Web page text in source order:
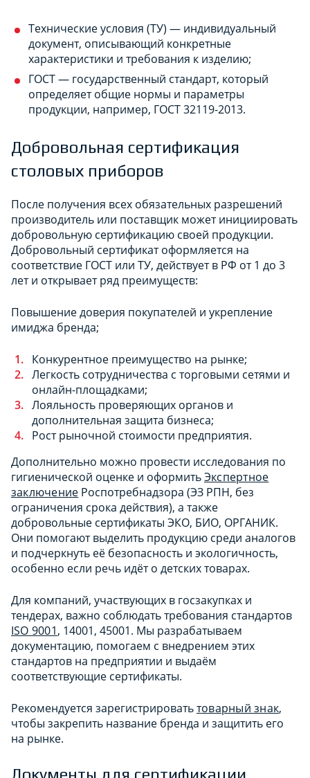
Технические условия (ТУ) — индивидуальный
документ, описывающий конкретные
характеристики и требования к изделию;
ГОСТ — государственный стандарт, который
определяет общие нормы и параметры
продукции, например, ГОСТ 32119-2013.
Добровольная сертификация
столовых приборов
После получения всех обязательных разрешений
производитель или поставщик может инициировать
добровольную сертификацию своей продукции.
Добровольный сертификат оформляется на
соответствие ГОСТ или ТУ, действует в РФ от 1 до 3
лет и открывает ряд преимуществ:
Повышение доверия покупателей и укрепление
имиджа бренда;
Конкурентное преимущество на рынке;
Легкость сотрудничества с торговыми сетями и
онлайн-площадками;
Лояльность проверяющих органов и
дополнительная защита бизнеса;
Рост рыночной стоимости предприятия.
Дополнительно можно провести исследования по
гигиенической оценке и оформитьЭкспертное
заключение Роспотребнадзора (ЭЗ РПН, без
ограничения срока действия), а также
добровольные сертификаты ЭКО, БИО, ОРГАНИК.
Они помогают выделить продукцию среди аналогов
и подчеркнуть её безопасность и экологичность,
особенно если речь идёт о детских товарах.
Для компаний, участвующих в госзакупках и
тендерах, важно соблюдать требования стандартов
ISO 9001, 14001, 45001. Мы разрабатываем
документацию, помогаем с внедрением этих
стандартов на предприятии и выдаём
соответствующие сертификаты.
Рекомендуется зарегистрироватьтоварный знак,
чтобы закрепить название бренда и защитить его
на рынке.
Документы для сертификации